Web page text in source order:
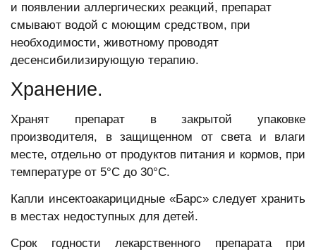
и появлении аллергических реакций, препарат
смывают водой с моющим средством, при
необходимости, животному проводят
десенсибилизирующую терапию.
Хранение.
Хранят препарат в закрытой упаковке
производителя, в защищенном от света и влаги
месте, отдельно от продуктов питания и кормов, при
температуре от 5°С до 30°С.
Капли инсектоакарицидные «Барс» следует хранить
в местах недоступных для детей.
Срок годности лекарственного препарата при